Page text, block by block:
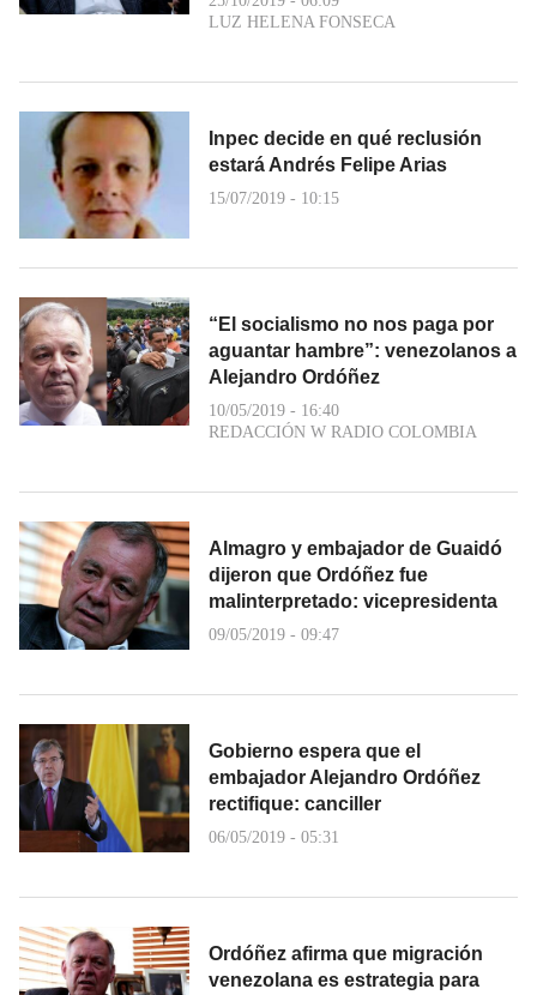
LUZ HELENA FONSECA
Inpec decide en qué reclusión
estará Andrés Felipe Arias
15/07/2019 - 10:15
“El socialismo no nos paga por
aguantar hambre”: venezolanos a
Alejandro Ordóñez
10/05/2019 - 16:40
REDACCIÓN W RADIO COLOMBIA
Almagro y embajador de Guaidó
dijeron que Ordóñez fue
malinterpretado: vicepresidenta
09/05/2019 - 09:47
Gobierno espera que el
embajador Alejandro Ordóñez
rectifique: canciller
06/05/2019 - 05:31
Ordóñez afirma que migración
venezolana es estrategia para